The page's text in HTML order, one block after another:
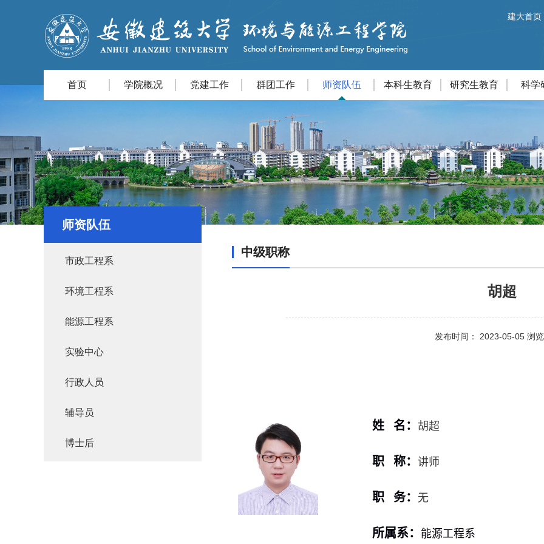
建大首页
首页 学院概况 党建工作 群团工作 师资队伍 本科生教育 研究生教育 科学
师资队伍
市政工程系
环境工程系
能源工程系
实验中心
行政人员
辅导员
博士后
中级职称
胡超
发布时间： 2023-05-05 浏览
姓 名： 胡超
职 称： 讲师
职 务： 无
所属系： 能源工程系